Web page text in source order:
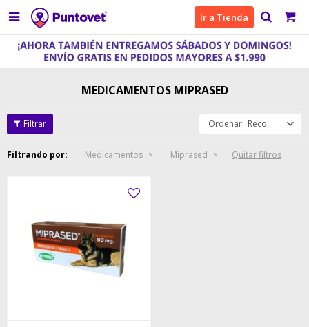
 Ir a Tienda
MEDICAMENTOS MIPRASED
Recomendados
Filtrando por: Medicamentos Miprased Quitar filtros